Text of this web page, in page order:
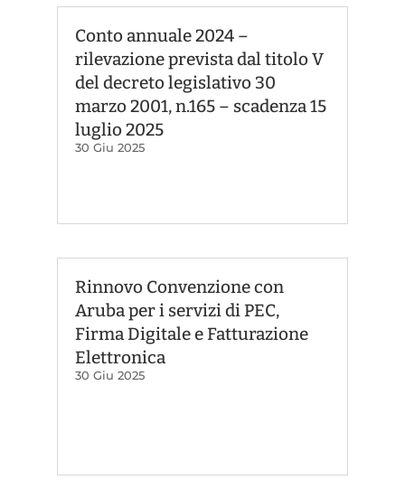
Conto annuale 2024 –
rilevazione prevista dal titolo V
del decreto legislativo 30
marzo 2001, n.165 – scadenza 15
luglio 2025
30 Giu 2025
Rinnovo Convenzione con
Aruba per i servizi di PEC,
Firma Digitale e Fatturazione
Elettronica
30 Giu 2025